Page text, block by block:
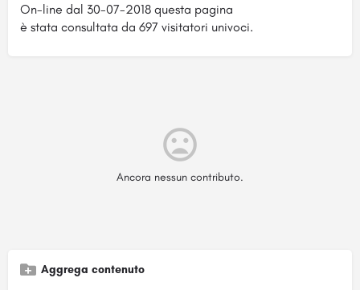
On-line dal 30-07-2018 questa pagina
è stata consultata da 697 visitatori univoci.
Ancora nessun contributo.
Aggrega contenuto